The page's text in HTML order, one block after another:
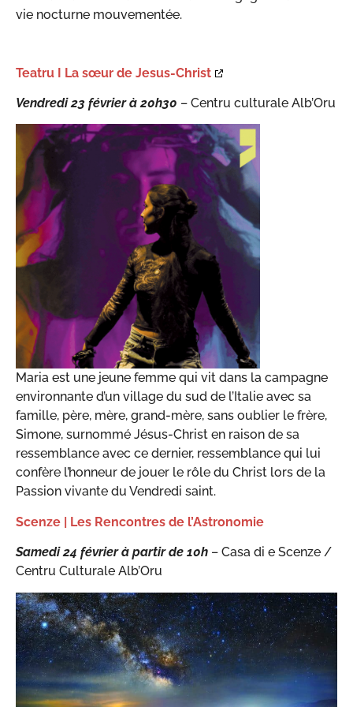
vie nocturne mouvementée.
Teatru I La sœur de Jesus-Christ
Vendredi 23 février à 20h30 – Centru culturale Alb’Oru
Maria est une jeune femme qui vit dans la campagne
environnante d’un village du sud de l’Italie avec sa
famille, père, mère, grand-mère, sans oublier le frère,
Simone, surnommé Jésus-Christ en raison de sa
ressemblance avec ce dernier, ressemblance qui lui
confère l’honneur de jouer le rôle du Christ lors de la
Passion vivante du Vendredi saint.
Scenze | Les Rencontres de l’Astronomie
Samedi 24 février à partir de 10h – Casa di e Scenze /
Centru Culturale Alb’Oru